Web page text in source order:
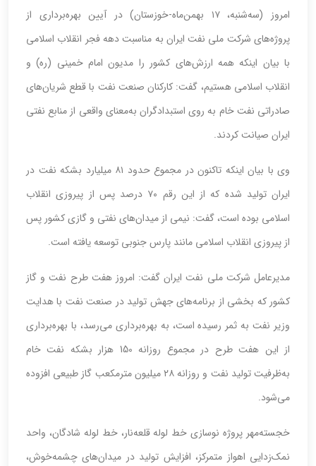
امروز (سه‌شنبه، ۱۷ بهمن‌ماه-خوزستان) در آیین بهره‌برداری از
پروژه‌های شرکت ملی نفت ایران به‌ مناسبت دهه فجر انقلاب اسلامی
با بیان اینکه همه ارزش‌های کشور را مدیون امام خمینی (ره) و
انقلاب اسلامی هستیم، گفت: کارکنان صنعت نفت با قطع شریان‌های
صادراتی نفت خام به روی استبدادگران به‌معنای واقعی از منابع نفتی
ایران صیانت کردند.
وی با بیان اینکه تاکنون در مجموع حدود ۸۱ میلیارد بشکه نفت در
ایران تولید شده که از این رقم ۷۰ درصد پس از پیروزی انقلاب
اسلامی بوده است، گفت: نیمی از میدان‌های نفتی و گازی کشور پس
از پیروزی انقلاب اسلامی مانند پارس جنوبی توسعه یافته است.
مدیرعامل شرکت ملی نفت ایران گفت: امروز هفت طرح نفت و گاز
کشور که بخشی از برنامه‌های جهش تولید در صنعت نفت با هدایت
وزیر نفت به ثمر رسیده است، به بهره‌برداری می‌رسد، با بهره‌برداری
از این هفت طرح در مجموع روزانه 150 هزار بشکه نفت خام
به‌ظرفیت تولید نفت و روزانه ۲۸ میلیون مترمکعب گاز طبیعی افزوده
می‌شود.
خجسته‌مهر پروژه نوسازی خط لوله قلعه‌نار، خط لوله شادگان، واحد
نمک‌زدایی اهواز متمرکز، افزایش تولید در میدان‌های چشمه‌خوش،